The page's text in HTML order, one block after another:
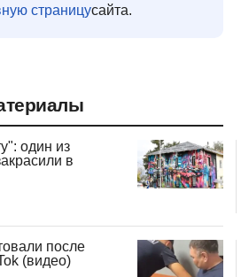
страницусайта.
один из
в
после
(видео)